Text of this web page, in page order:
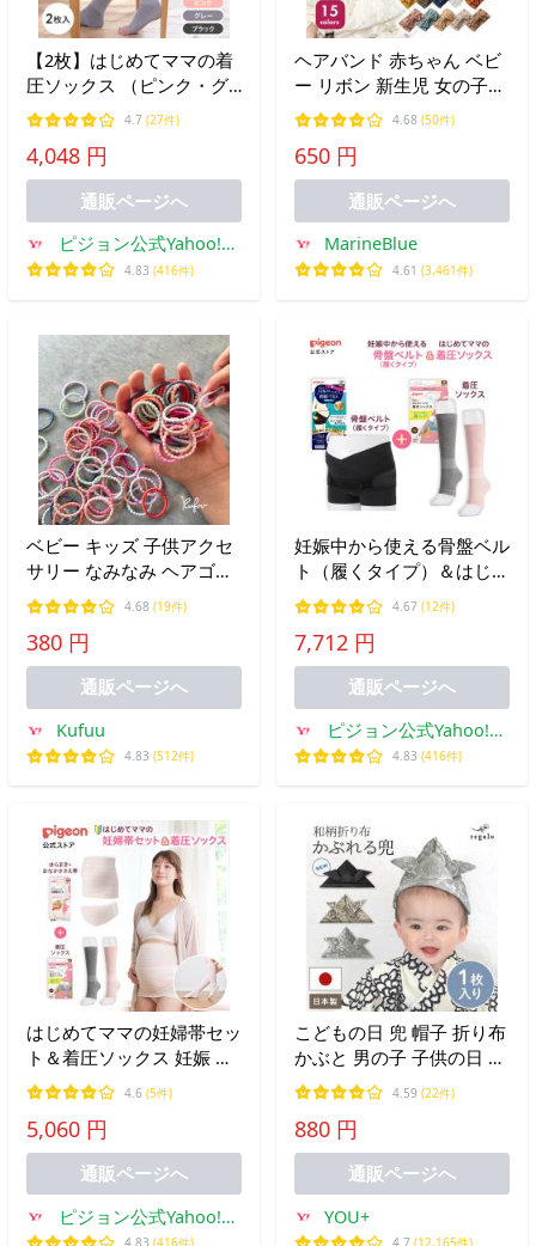
【2枚】はじめてママの着
圧ソックス （ピンク・グ
レー・ブラック） 妊娠 妊
婦 マタニティ レディース
グッズ 出産準備 産前産後
妊娠祝い 靴下 ピジョン
pigeon
4.7 (27件)
4,048 円
通販ページへ
ピジョン公式Yahoo!シ
ョッピング店
4.83 (416件)
ヘアバンド 赤ちゃん ベビ
ー リボン 新生児 女の子
ヘアアクセサリー バース
デー 髪飾り
4.68 (50件)
650 円
通販ページへ
MarineBlue
4.61 (3,461件)
ベビー キッズ 子供アクセ
サリー なみなみ ヘアゴム
80本入 Mサイズ (予備10〜
20本入り) 直径約2.5cm 絡
まらない ギザギザ 飾りな
し 赤ちゃん ヘアゴム
4.68 (19件)
380 円
通販ページへ
Kufuu
4.83 (512件)
妊娠中から使える骨盤ベル
ト（履くタイプ）＆はじめ
てママの着圧ソックス 妊
婦 マタニティ レディース
グッズ 出産準備 産前産後
妊娠祝い 靴下 ピジョン
pigeon
4.67 (12件)
7,712 円
通販ページへ
ピジョン公式Yahoo!シ
ョッピング店
4.83 (416件)
はじめてママの妊婦帯セッ
ト＆着圧ソックス 妊娠 妊
婦 マタニティ レディース
グッズ 出産準備 産前産後
妊娠祝い 靴下 ピジョン
pigeon
4.6 (5件)
5,060 円
通販ページへ
ピジョン公式Yahoo!シ
ョッピング店
4.83 (416件)
こどもの日 兜 帽子 折り布
かぶと 男の子 子供の日 飾
り 日本製 お祝い 端午の節
句 初節句 七五三 袴 ご祝
儀袋 こいのぼり 和柄折り
布 regalo
4.59 (22件)
880 円
通販ページへ
YOU+
4.7 (12,165件)